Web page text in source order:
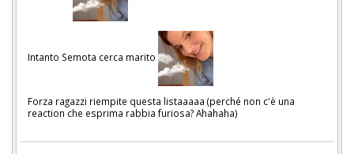
Intanto Semota cerca marito
Forza ragazzi riempite questa listaaaaa (perché non c'è una
reaction che esprima rabbia furiosa? Ahahaha)